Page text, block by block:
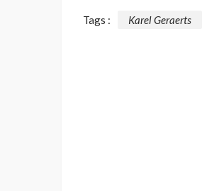
Tags : Karel Geraerts